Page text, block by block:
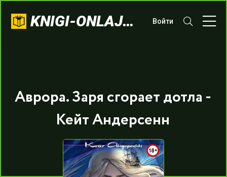
KNIGI-ONLAJN.COM Войти
Аврора. Заря сгорает дотла -
Кейт Андерсенн